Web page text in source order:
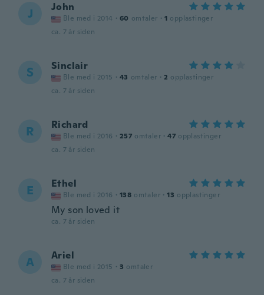
J John
Ble med i 2014 · 60 omtaler · 1 opplastinger
ca. 7 år siden
S Sinclair
Ble med i 2015 · 43 omtaler · 2 opplastinger
ca. 7 år siden
R Richard
Ble med i 2016 · 257 omtaler · 47 opplastinger
ca. 7 år siden
E Ethel
Ble med i 2016 · 138 omtaler · 13 opplastinger
My son loved it
ca. 7 år siden
A Ariel
Ble med i 2015 · 3 omtaler
ca. 7 år siden